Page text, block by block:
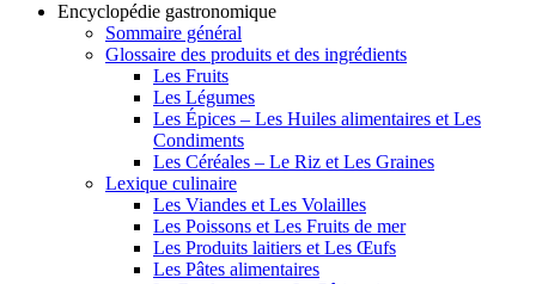
Encyclopédie gastronomique
Sommaire général
Glossaire des produits et des ingrédients
Les Fruits
Les Légumes
Les Épices – Les Huiles alimentaires et Les
Condiments
Les Céréales – Le Riz et Les Graines
Lexique culinaire
Les Viandes et Les Volailles
Les Poissons et Les Fruits de mer
Les Produits laitiers et Les Œufs
Les Pâtes alimentaires